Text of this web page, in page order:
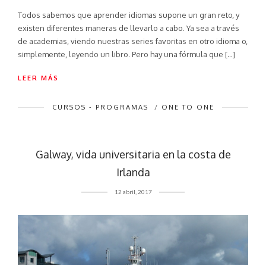
Todos sabemos que aprender idiomas supone un gran reto, y
existen diferentes maneras de llevarlo a cabo. Ya sea a través
de academias, viendo nuestras series favoritas en otro idioma o,
simplemente, leyendo un libro. Pero hay una fórmula que […]
LEER MÁS
CURSOS - PROGRAMAS / ONE TO ONE
Galway, vida universitaria en la costa de
Irlanda
12 abril, 2017